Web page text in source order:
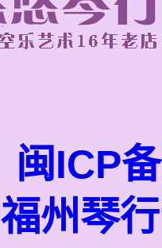
闽ICP
福州琴